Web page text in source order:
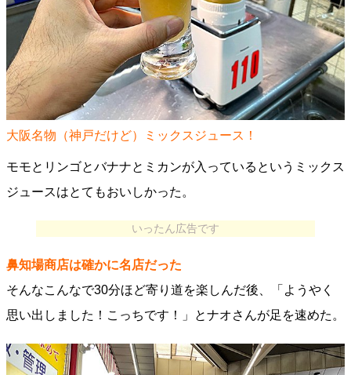
大阪名物（神戸だけど）ミックスジュース！
モモとリンゴとバナナとミカンが入っているというミックス
ジュースはとてもおいしかった。
いったん広告です
鼻知場商店は確かに名店だった
そんなこんなで30分ほど寄り道を楽しんだ後、「ようやく
思い出しました！こっちです！」とナオさんが足を速めた。